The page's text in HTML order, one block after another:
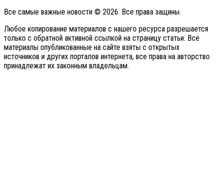
Все самые важные новости © 2026. Все права защины.
Любое копирование материалов с нашего ресурса разрешается
только с обратной активной ссылкой на страницу статьи. Все
материалы опубликованные на сайте взяты с открытых
источников и других порталов интернета, все права на авторство
принадлежат их законным владельцам.